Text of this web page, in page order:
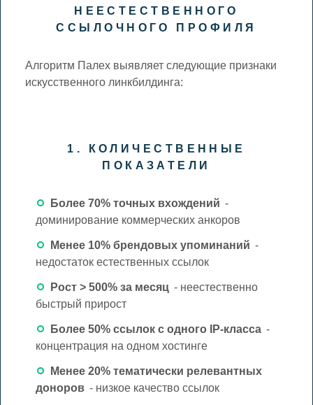
НЕЕСТЕСТВЕННОГО
ССЫЛОЧНОГО ПРОФИЛЯ
Алгоритм Палех выявляет следующие признаки
искусственного линкбилдинга:
1. КОЛИЧЕСТВЕННЫЕ
ПОКАЗАТЕЛИ
Более 70% точных вхождений -
доминирование коммерческих анкоров
Менее 10% брендовых упоминаний -
недостаток естественных ссылок
Рост > 500% за месяц - неестественно
быстрый прирост
Более 50% ссылок с одного IP-класса -
концентрация на одном хостинге
Менее 20% тематически релевантных
доноров - низкое качество ссылок